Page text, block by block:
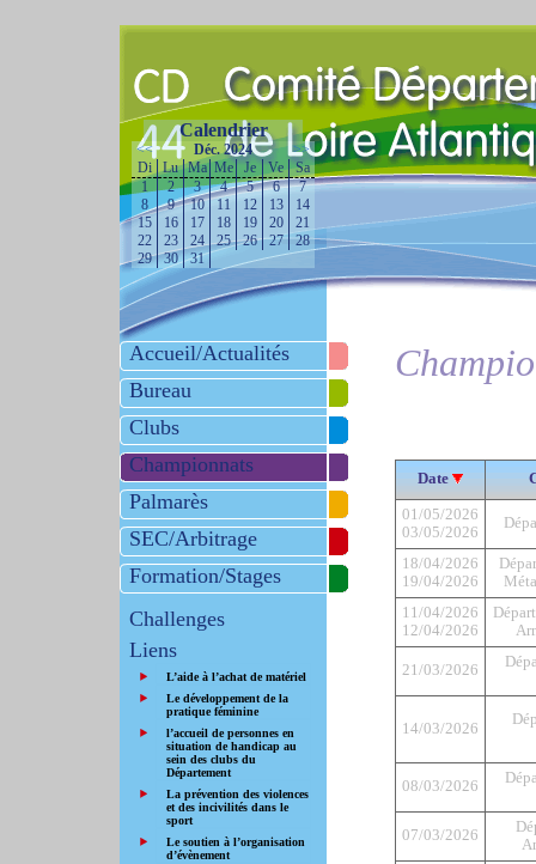
Calendrier
<< Déc. 2024
>>
Di
Lu Ma Me Je Ve
Sa
1
2 3 4 5 6
7
8
9 10 11 12 13
14
15
16 17 18 19 20
21
22
23 24 25 26 27
28
29
30 31
Accueil/Actualités
Bureau
Clubs
Championnats
Palmarès
SEC/Arbitrage
Formation/Stages
Challenges
Liens
L’aide à l’achat de matériel
Le développement de la
pratique féminine
l’accueil de personnes en
situation de handicap au
sein des clubs du
Département
La prévention des violences
et des incivilités dans le
sport
Le soutien à l’organisation
d’évènement
Date
01/05/2026
03/05/2026
18/04/2026
19/04/2026
11/04/2026
12/04/2026
21/03/2026
14/03/2026
08/03/2026
07/03/2026